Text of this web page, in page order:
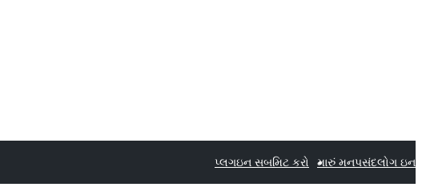
પ્લગઇન સબમિટ કરો મારું મનપસંદલોગ ઇન